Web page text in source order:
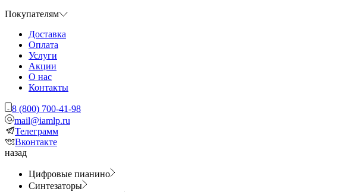
Покупателям
Доставка
Оплата
Услуги
Акции
О нас
Контакты
8 (800) 700-41-98
mail@iamlp.ru
Телеграмм
Вконтакте
назад
Цифровые пианино
Синтезаторы